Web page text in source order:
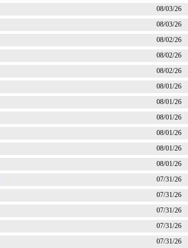
08/03/26
08/03/26
08/02/26
08/02/26
08/02/26
08/01/26
08/01/26
08/01/26
08/01/26
08/01/26
08/01/26
07/31/26
07/31/26
07/31/26
07/31/26
07/31/26